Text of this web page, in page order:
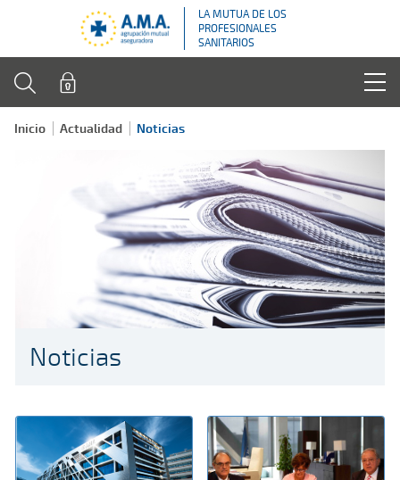
LA MUTUA DE LOS
PROFESIONALES
SANITARIOS
Inicio Actualidad Noticias
Noticias